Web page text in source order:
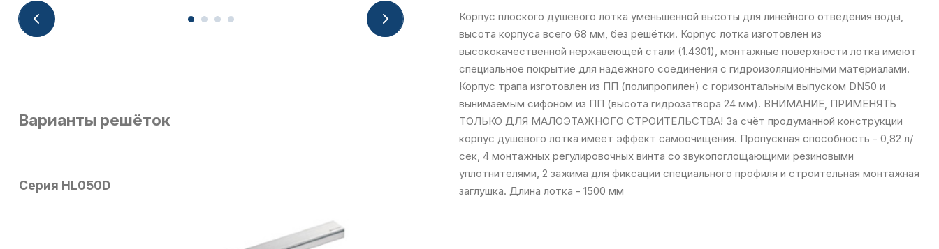
Варианты решёток
Серия HL050D
Корпус плоского душевого лотка уменьшенной высоты для линейного отведения воды,
высота корпуса всего 68 мм, без решётки. Корпус лотка изготовлен из
высококачественной нержавеющей стали (1.4301), монтажные поверхности лотка имеют
специальное покрытие для надежного соединения с гидроизоляционными материалами.
Корпус трапа изготовлен из ПП (полипропилен) с горизонтальным выпуском DN50 и
вынимаемым сифоном из ПП (высота гидрозатвора 24 мм). ВНИМАНИЕ, ПРИМЕНЯТЬ
ТОЛЬКО ДЛЯ МАЛОЭТАЖНОГО СТРОИТЕЛЬСТВА! За счёт продуманной конструкции
корпус душевого лотка имеет эффект самоочищения. Пропускная способность - 0,82 л/
сек, 4 монтажных регулировочных винта со звукопоглощающими резиновыми
уплотнителями, 2 зажима для фиксации специального профиля и строительная монтажная
заглушка. Длина лотка - 1500 мм